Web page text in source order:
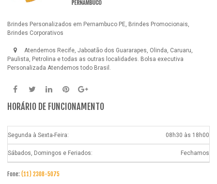
Brindes Personalizados em Pernambuco PE, Brindes Promocionais,
Brindes Corporativos
Atendemos Recife, Jaboatão dos Guararapes, Olinda, Caruaru,
Paulista, Petrolina e todas as outras localidades. Bolsa executiva
Personalizada Atendemos todo Brasil.
HORÁRIO DE FUNCIONAMENTO
Segunda à Sexta-Feira: 08h30 às 18h00
Sábados, Domingos e Feriados: Fechamos
Fone: (11) 2308-5075